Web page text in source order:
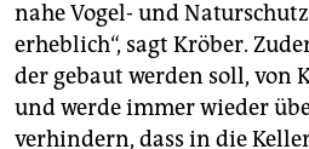
nahe Vogel- und
erheblich“, sagt Kröber.
der gebaut werden soll, von
und werde immer wieder
verhindern, dass in die